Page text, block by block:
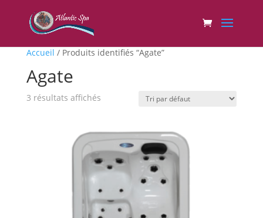
Accueil / Produits identifiés “Agate”
Agate
3 résultats affichés